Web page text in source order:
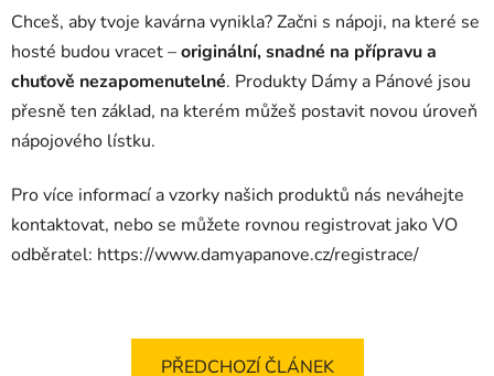
Chceš, aby tvoje kavárna vynikla? Začni s nápoji, na které se
hosté budou vracet –originální, snadné na přípravu a
chuťově nezapomenutelné. Produkty Dámy a Pánové jsou
přesně ten základ, na kterém můžeš postavit novou úroveň
nápojového lístku.
Pro více informací a vzorky našich produktů nás neváhejte
kontaktovat, nebo se můžete rovnou registrovat jako VO
odběratel: https://www.damyapanove.cz/registrace/
PŘEDCHOZÍ ČLÁNEK